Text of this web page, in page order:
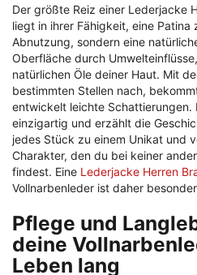
Der größte Reiz einer Lederjacke
liegt in ihrer Fähigkeit, eine
Abnutzung, sondern eine
Oberfläche durch
natürlichen Öle deiner Haut. Mit
bestimmten Stellen nach,
entwickelt leichte Schattierungen.
einzigartig und erzählt die
jedes Stück zu einem Unikat und
Charakter, den du bei keiner
findest. Eine Lederjacke Herren
Vollnarbenleder ist daher
Pflege und
deine
Leben lang